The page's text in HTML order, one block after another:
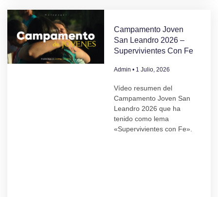
Campamento Joven
San Leandro 2026 –
Supervivientes Con Fe
Admin 1 Julio, 2026
Vídeo resumen del
Campamento Joven San
Leandro 2026 que ha
tenido como lema
«Supervivientes con Fe».